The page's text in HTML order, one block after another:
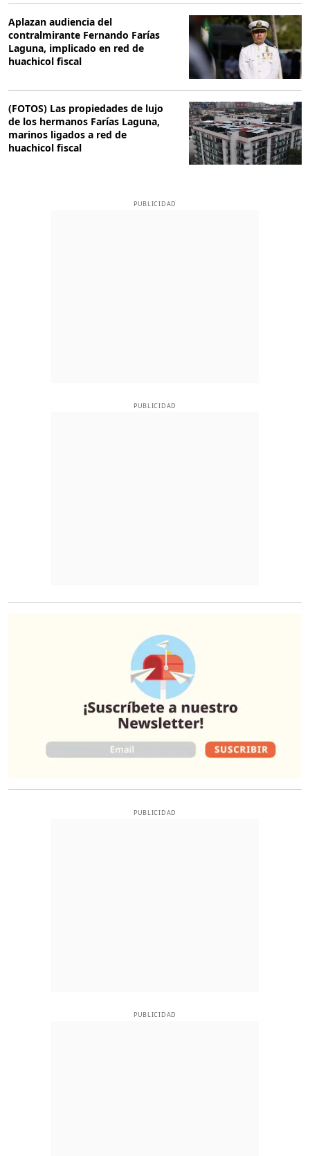
Aplazan audiencia del
contralmirante Fernando Farías
Laguna, implicado en red de
huachicol fiscal
(FOTOS) Las propiedades de lujo
de los hermanos Farías Laguna,
marinos ligados a red de
huachicol fiscal
PUBLICIDAD
PUBLICIDAD
PUBLICIDAD
PUBLICIDAD